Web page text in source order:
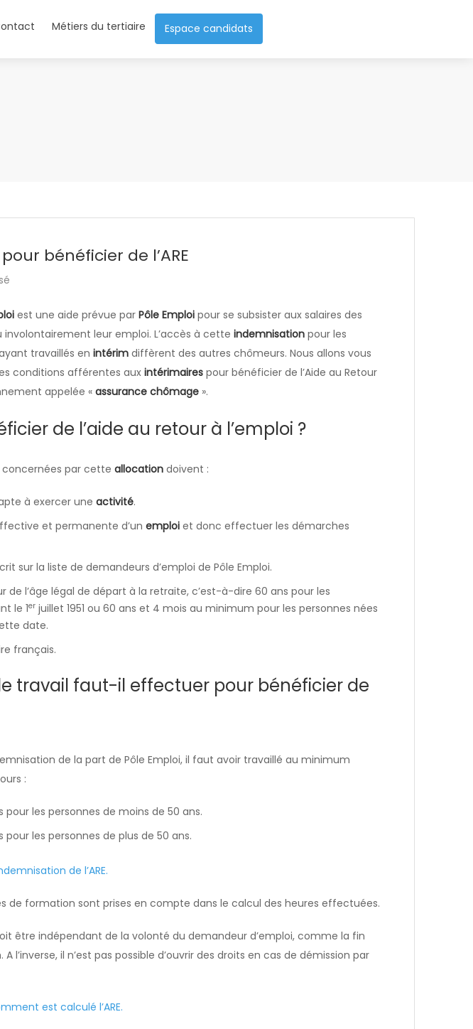
Métiers du tertiaire Espace candidats
bénéficier de l’ARE
est une aide prévue par Pôle Emploi pour se subsister aux salaires des
leur emploi. L’accès à cette indemnisation pour les
travaillés en intérim diffèrent des autres chômeurs. Nous allons vous
conditions afférentes auxintérimaires pour bénéficier de l’Aide au Retour
appelée « assurance chômage ».
de l’aide au retour à l’emploi ?
concernées par cette allocation doivent :
à exercer une activité.
et permanente d’un emploi et donc effectuer les démarches
sur la liste de demandeurs d’emploi de Pôle Emploi.
de l’âge légal de départ à la retraite, c’est-à-dire 60 ans pour les
le 1er juillet 1951 ou 60 ans et 4 mois au minimum pour les personnes nées
date.
français.
travail faut-il effectuer pour bénéficier de
de la part de Pôle Emploi, il faut avoir travaillé au minimum
:
pour les personnes de moins de 50 ans.
pour les personnes de plus de 50 ans.
de l’ARE.
de formation sont prises en compte dans le calcul des heures effectuées.
être indépendant de la volonté du demandeur d’emploi, comme la fin
A l’inverse, il n’est pas possible d’ouvrir des droits en cas de démission par
est calculé l’ARE.